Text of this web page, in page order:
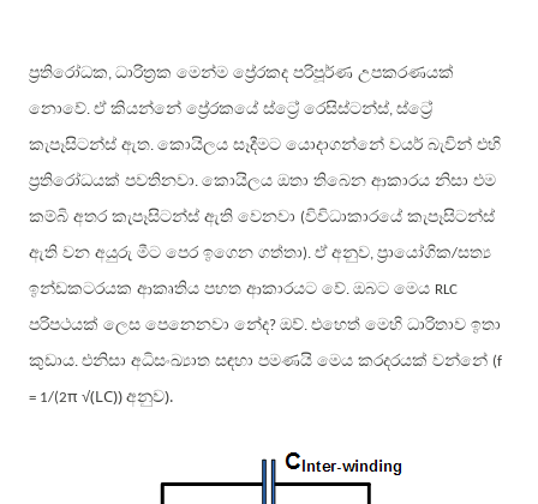
ප්‍රතිරෝධක ධාරිත්‍රක මෙන්ම ප්‍රේරකද පරිපූර්ණ උපකරණයක්
නොවේ ඒ කියන්නේ ප්‍රේරකයේ ස්ට්‍රේ රෙසිස්ටන්ස් ස්ට්‍රේ
කැපෑසිටන්ස් ඇත කොයිලය සෑදීමට යොදාගන්නේ වයර් බැවින් එහි
ප්‍රතිරෝධයක් පවතිනවා කොයිලය ඔතා තිබෙන ආකාරය නිසා එම
කම්බි අතර කැපෑසිටන්ස් ඇති වෙනවා (විවිධාකාරයේ කැපෑසිටන්ස්
ඇති වන අයුරු මීට පෙර ඉගෙන ගත්තා). ඒ අනුව ප්‍රායෝගික/සත්‍ය
ඉන්ඩකටරයක ආකෘතිය පහත ආකාරයට වේ ඔබට මෙය RLC
පරිපථයක් ලෙස පෙනෙනවා නේද? ඔව් එහෙත් මෙහි ධාරිතාව ඉතා
කුඩාය එනිසා අධිසංඛ්‍යාත සඳහා පමණයි මෙය කරදරයක් වන්නේ (f
= 1/(2π√(LC)) අනුව).